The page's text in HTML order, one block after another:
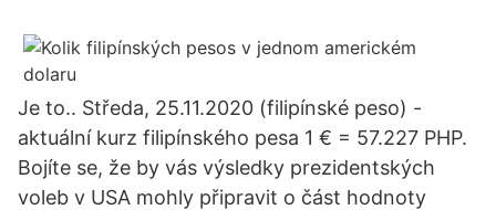
Je to.. Středa, 25.11.2020 (filipínské peso) -
aktuální kurz filipínského pesa 1 € = 57.227 PHP.
Bojíte se, že by vás výsledky prezidentských
voleb v USA mohly připravit o část hodnoty